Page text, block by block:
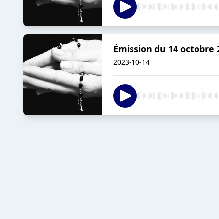
Émission du 14 octobre
2023-10-14